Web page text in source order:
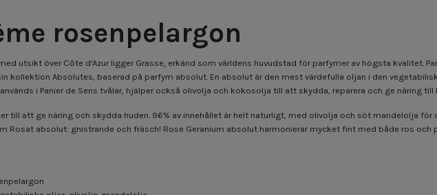
rosenpelargon
utsikt över Côte d'Azur ligger Grasse, erkänd som världens huvudstad för parfymer av högsta kvalitet.
kollektion Absolutes, baserad på parfym absolut. En absolut är den mest värdefulla oljan i den
i Panier de Sens tvålar, hjälper också olivolja och kokosolja till att skydda, reparera och ge näring till
till att ge näring och skydda huden. 96% av innehållet är helt naturligt, med olivolja och söt mandelolja för
Rosat absolut: gnistrande och fräsch! Rose Geranium absolut harmonierar mycket fint med både ros